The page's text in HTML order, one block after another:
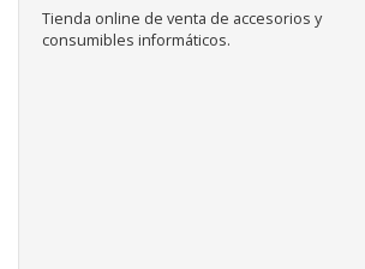
Tienda online de venta de accesorios y
consumibles informáticos.